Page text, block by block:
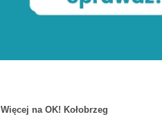
Więcej na OK! Kołobrzeg